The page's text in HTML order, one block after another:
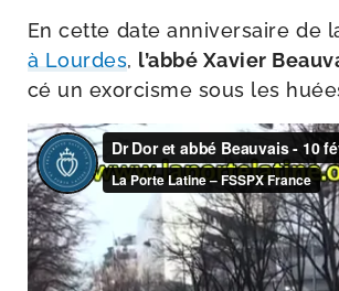
En cette date anni­ver­saire de
à Lourdes, l’ab­bé Xavier
cé un exor­cisme sous les